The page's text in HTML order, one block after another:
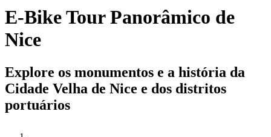
E-Bike Tour Panorâmico de
Nice
Explore os monumentos e a história da
Cidade Velha de Nice e dos distritos
portuários